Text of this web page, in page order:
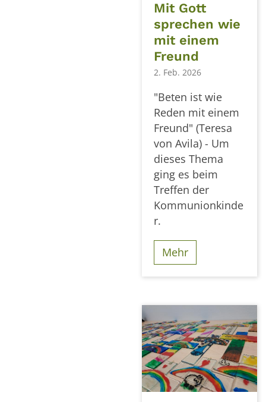
Mit Gott
sprechen wie
mit einem
Freund
2. Feb. 2026
"Beten ist wie
Reden mit einem
Freund" (Teresa
von Avila) - Um
dieses Thema
ging es beim
Treffen der
Kommunionkinde
r.
Mehr